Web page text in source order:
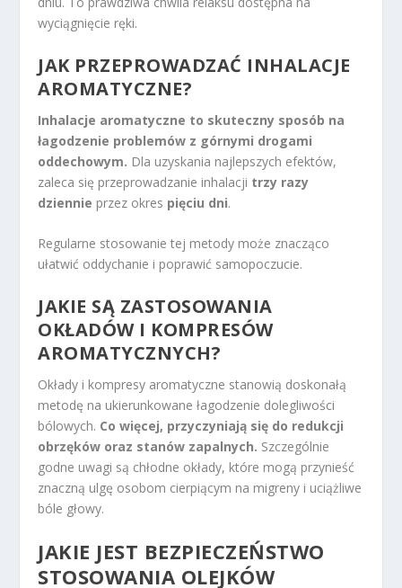
wyciągnięcie ręki.
JAK PRZEPROWADZAĆ INHALACJE
AROMATYCZNE?
Inhalacje aromatyczne to skuteczny sposób na
łagodzenie problemów z górnymi drogami
oddechowym. Dla uzyskania najlepszych efektów,
zaleca się przeprowadzanie inhalacji trzy razy
dziennie przez okres pięciu dni.
Regularne stosowanie tej metody może znacząco
ułatwić oddychanie i poprawić samopoczucie.
JAKIE SĄ ZASTOSOWANIA
OKŁADÓW I KOMPRESÓW
AROMATYCZNYCH?
Okłady i kompresy aromatyczne stanowią doskonałą
metodę na ukierunkowane łagodzenie dolegliwości
bólowych. Co więcej, przyczyniają się do redukcji
obrzęków oraz stanów zapalnych. Szczególnie
godne uwagi są chłodne okłady, które mogą przynieść
znaczną ulgę osobom cierpiącym na migreny i uciążliwe
bóle głowy.
JAKIE JEST BEZPIECZEŃSTWO
STOSOWANIA OLEJKÓW